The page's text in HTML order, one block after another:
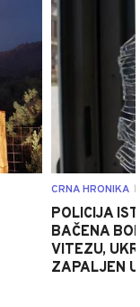
CRNA HRONIKA
POLICIJA
BAČENA
VITEZU,
ZAPALJEN